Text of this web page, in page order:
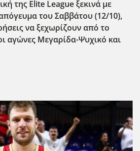
της Elite League ξεκινά με
του Σαββάτου (12/10),
να ξεχωρίζουν από το
αγώνες Μεγαρίδα-Ψυχικό και